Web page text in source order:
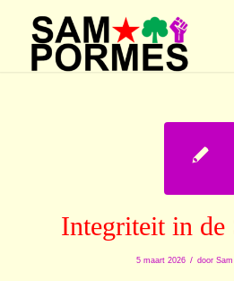
Integriteit in de
5 maart 2026 / door